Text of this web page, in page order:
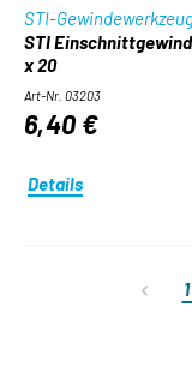
STI-
STI
x 20
Art-Nr. 03203
6,40 €
Details
1